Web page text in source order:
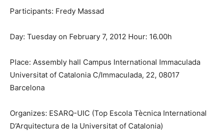
Participants: Fredy Massad
Day: Tuesday on February 7, 2012 Hour: 16.00h
Place: Assembly hall Campus International Immaculada
Universitat of Catalonia C/Immaculada, 22, 08017
Barcelona
Organizes: ESARQ-UIC (Top Escola Tècnica International
D’Arquitectura de la Universitat of Catalonia)